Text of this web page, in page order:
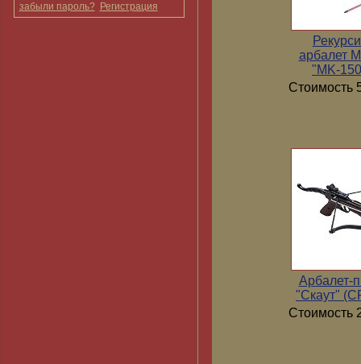
забыли пароль? Регистрация
арбалет
"MK-
Стоимость
Арбалет-
"Скаут"
Стоимость